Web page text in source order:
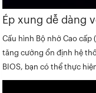
Ép xung dễ dàng
Cấu hình Bộ nhớ Cao cấp
tăng cường ổn định hệ
BIOS, bạn có thể thực